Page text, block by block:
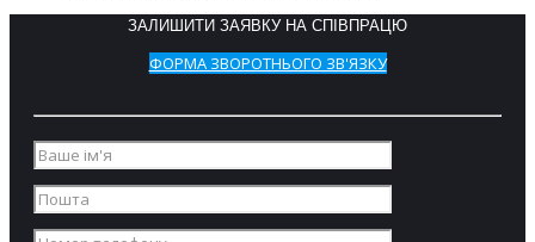
ЗАЛИШИТИ ЗАЯВКУ НА СПІВПРАЦЮ
ФОРМА ЗВОРОТНЬОГО ЗВ'ЯЗКУ